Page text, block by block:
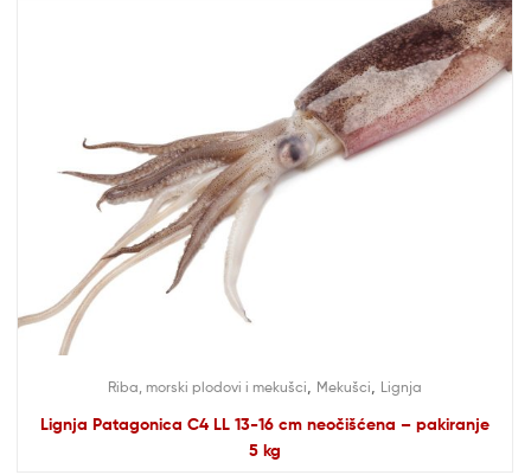
Riba, morski plodovi i mekušci Mekušci Lignja
Lignja Patagonica C4 LL 13-16 cm neočišćena – pakiranje
5 kg